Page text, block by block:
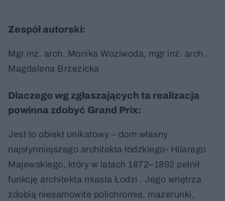
Zespół autorski:
Mgr inż. arch. Monika Woziwoda, mgr inż. arch.
Magdalena Brzezicka
Dlaczego wg zgłaszających ta realizacja
powinna zdobyć Grand Prix:
Jest to obiekt unikatowy – dom własny
najsłynniejszego architekta łódzkiego- Hilarego
Majewskiego, który w latach 1872–1892 pełnił
funkcję architekta miasta Łodzi . Jego wnętrza
zdobią niesamowite polichromie, mazerunki,